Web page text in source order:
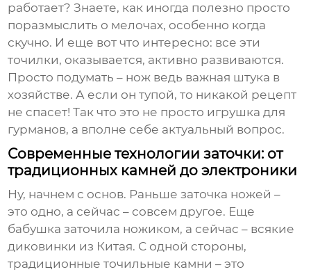
работает? Знаете, как иногда полезно просто
поразмыслить о мелочах, особенно когда
скучно. И еще вот что интересно: все эти
точилки, оказывается, активно развиваются.
Просто подумать – нож ведь важная штука в
хозяйстве. А если он тупой, то никакой рецепт
не спасет! Так что это не просто игрушка для
гурманов, а вполне себе актуальный вопрос.
Современные технологии заточки: от
традиционных камней до электроники
Ну, начнем с основ. Раньше заточка ножей –
это одно, а сейчас – совсем другое. Еще
бабушка заточила ножиком, а сейчас – всякие
диковинки из Китая. С одной стороны,
традиционные точильные камни – это